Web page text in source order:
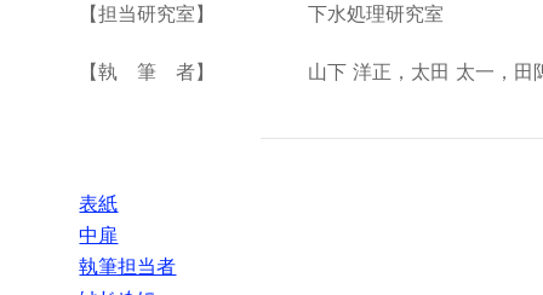
【担当研究室】 下水処理研究室
【執 筆 者】 山下 洋正，太田 太一，
表紙
中扉
執筆担当者